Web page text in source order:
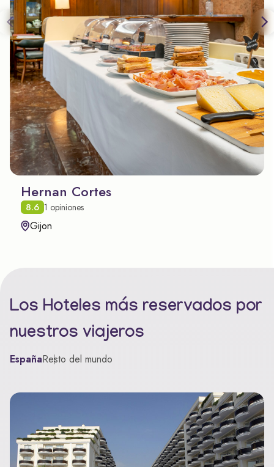
Hernan Cortes
8.6 1 opiniones
Gijon
Los Hoteles más reservados por
nuestros viajeros
EspañaResto del mundo